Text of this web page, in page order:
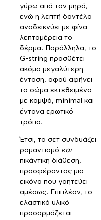
γύρω από τον μηρό,
ενώ η λεπτή δαντέλα
αναδεικνύει με φίνα
λεπτομέρεια το
δέρμα. Παράλληλα, το
G-string προσθέτει
ακόμα μεγαλύτερη
ένταση, αφού αφήνει
το σώμα εκτεθειμένο
με κομψό, minimal και
έντονα ερωτικό
τρόπο.
Έτσι, το σετ συνδυάζει
ρομαντισμό και
πικάντικη διάθεση,
προσφέροντας μια
εικόνα που γοητεύει
αμέσως. Επιπλέον, το
ελαστικό υλικό
προσαρμόζεται